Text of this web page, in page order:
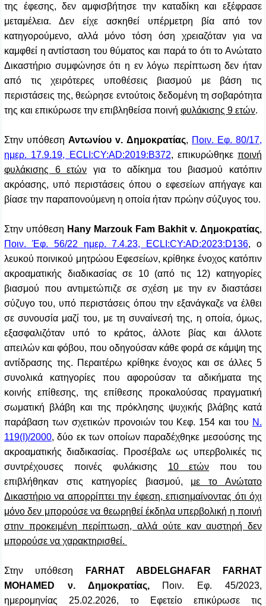
της έφεσης, δεν αμφισβήτησε την καταδίκη και εξέφρασε
μεταμέλεια. Δεν είχε ασκηθεί υπέρμετρη βία από τον
κατηγορούμενο, αλλά μόνο τόση όση χρειαζόταν για να
καμφθεί η αντίσταση του θύματος και παρά το ότι το Ανώτατο
Δικαστήριο συμφώνησε ότι η εν λόγω περίπτωση δεν ήταν
από τις χειρότερες υποθέσεις βιασμού με βάση τις
περιστάσεις της, θεώρησε εντούτοις δεδομένη τη σοβαρότητα
της και επικύρωσε την επιβληθείσα ποινή φυλάκισης 9 ετών.
Στην υπόθεση Αντωνίου v. Δημοκρατίας, Ποιν. Εφ. 80/17,
ημερ. 17.9.19, ECLI:CY:AD:2019:B372, επικυρώθηκε ποινή
φυλάκισης 6 ετών για το αδίκημα του βιασμού κατόπιν
ακρόασης, υπό περιστάσεις όπου ο εφεσείων απήγαγε και
βίασε την παραπονούμενη η οποία ήταν πρώην σύζυγος του.
Στην υπόθεση Hany Marzouk Fam Bakhit v. Δημοκρατίας,
Ποιν. Έφ. 56/22 ημερ. 7.4.23, ECLI:CY:AD:2023:D136, ο
λευκού ποινικού μητρώου Εφεσείων, κρίθηκε ένοχος κατόπιν
ακροαματικής διαδικασίας σε 10 (από τις 12) κατηγορίες
βιασμού που αντιμετώπιζε σε σχέση με την εν διαστάσει
σύζυγο του, υπό περιστάσεις όπου την εξανάγκαζε να έλθει
σε συνουσία μαζί του, με τη συναίνεσή της, η οποία, όμως,
εξασφαλιζόταν υπό το κράτος, άλλοτε βίας και άλλοτε
απειλών και φόβου, που οδηγούσαν κάθε φορά σε κάμψη της
αντίδρασης της. Περαιτέρω κρίθηκε ένοχος και σε άλλες 5
συνολικά κατηγορίες που αφορούσαν τα αδικήματα της
κοινής επίθεσης, της επίθεσης προκαλούσας πραγματική
σωματική βλάβη και της πρόκλησης ψυχικής βλάβης κατά
παράβαση των σχετικών προνοιών του Κεφ. 154 και του Ν.
119(Ι)/2000, δύο εκ των οποίων παραδέχθηκε μεσούσης της
ακροαματικής διαδικασίας. Προσέβαλε ως υπερβολικές τις
συντρέχουσες ποινές φυλάκισης 10 ετών που του
επιβλήθηκαν στις κατηγορίες βιασμού, με το Ανώτατο
Δικαστήριο να απορρίπτει την έφεση, επισημαίνοντας ότι όχι
μόνο δεν μπορούσε να θεωρηθεί έκδηλα υπερβολική η ποινή
στην προκειμένη περίπτωση, αλλά ούτε καν αυστηρή δεν
μπορούσε να χαρακτηρισθεί.
Στην υπόθεση FARHAT ABDELGHAFAR
FARHAT
MOHAMED ν. Δημοκρατίας, Ποιν. Εφ. 45/2023,
ημερομηνίας 25.02.2026, το Εφετείο επικύρωσε τις